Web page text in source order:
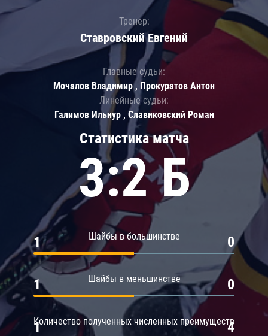
Статистика матча
3:2 Б
Шайбы в большинстве
1 0
Шайбы в меньшинстве
1 0
Количество полученных численных преимуществ
1 4
Тренер:
Ставровский Евгений
Главные судьи:
Мочалов Владимир , Прокуратов Антон
Линейные судьи:
Галимов Ильнур , Славиковский Роман